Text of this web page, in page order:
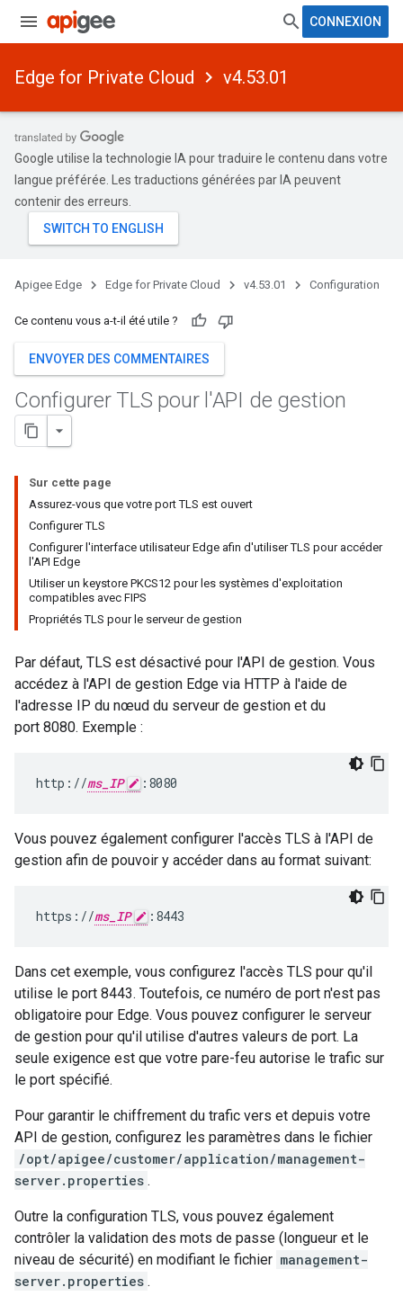
CONNEXION
Edge for Private Cloud v4.53.01
Google utilise la technologie IA pour traduire le contenu dans votre
langue préférée. Les traductions générées par IA peuvent
contenir des erreurs.
Apigee Edge Edge for Private Cloud v4.53.01 Configuration
Ce contenu vous a-t-il été utile ?
ENVOYER DES COMMENTAIRES
Configurer TLS pour l'API de gestion
Sur cette page
Assurez-vous que votre port TLS est ouvert
Configurer TLS
Configurer l'interface utilisateur Edge afin d'utiliser TLS pour accéder
l'API Edge
Utiliser un keystore PKCS12 pour les systèmes d'exploitation
compatibles avec FIPS
Propriétés TLS pour le serveur de gestion
Par défaut, TLS est désactivé pour l'API de gestion. Vous
accédez à l'API de gestion Edge via HTTP à l'aide de
l'adresse IP du nœud du serveur de gestion et du
port 8080. Exemple :
http://ms_IP :8080
Vous pouvez également configurer l'accès TLS à l'API de
gestion afin de pouvoir y accéder dans au format suivant:
https://ms_IP :8443
Dans cet exemple, vous configurez l'accès TLS pour qu'il
utilise le port 8443. Toutefois, ce numéro de port n'est pas
obligatoire pour Edge. Vous pouvez configurer le serveur
de gestion pour qu'il utilise d'autres valeurs de port. La
seule exigence est que votre pare-feu autorise le trafic sur
le port spécifié.
Pour garantir le chiffrement du trafic vers et depuis votre
API de gestion, configurez les paramètres dans le fichier
/opt/apigee/customer/application/management-
server.properties .
Outre la configuration TLS, vous pouvez également
contrôler la validation des mots de passe (longueur et le
niveau de sécurité) en modifiant le fichier management-
server.properties .